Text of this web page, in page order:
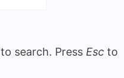
to search. Press Esc to